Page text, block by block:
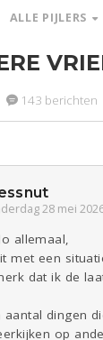
ALLE PIJLERS
143 berichten
28 mei
allemaal,
met een
dat ik de
aantal dingen
op